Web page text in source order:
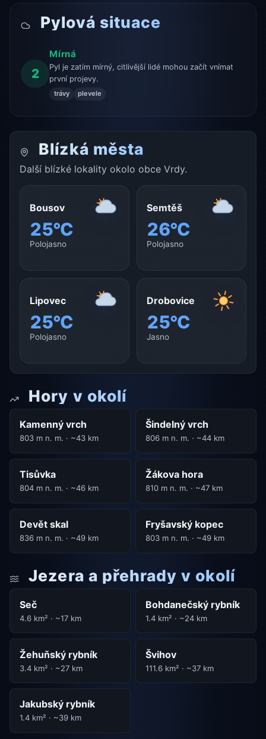
Pylová situace
2
Mírná
Pyl je zatím mírný, citlivější lidé mohou začít vnímat
první projevy.
trávy plevele
Blízká města
Další blízké lokality okolo obce Vrdy.
Bousov
25°C
Polojasno
Semtěš
26°C
Polojasno
Lipovec
25°C
Polojasno
Drobovice
25°C
Jasno
Hory v okolí
Kamenný vrch
803 m n. m. · ~43 km
Šindelný vrch
806 m n. m. · ~44 km
Tisůvka
804 m n. m. · ~46 km
Žákova hora
810 m n. m. · ~47 km
Devět skal
836 m n. m. · ~49 km
Fryšavský kopec
803 m n. m. · ~49 km
Jezera a přehrady v okolí
Seč
4.6 km² · ~17 km
Bohdanečský rybník
1.4 km² · ~24 km
Žehuňský rybník
3.4 km² · ~27 km
Švihov
111.6 km² · ~37 km
Jakubský rybník
1.4 km² · ~39 km